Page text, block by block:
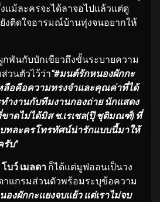
แม้ละครจะได้ลาจอไปแล้วแต่ดู
งติดใจอารมณ์บ้านทุ่งจนอยากให้
กพันกับบักเขียวถึงขั้นระบายความ
วนตัวไว้ว่า“#มนต์รักหนองผักกะ
หลือคือความทรงจำและคุณค่าที่ได้
ำงานกับทีมงานกองถ่าย นักแสดง
าดไม่ได้มิส ช.เรเชล(ปุ๊ ชุติมณฑ์) ที่
ทละครโทรทัศน์น่ารักแบบนี้มาให้
รับ”
โบว์ เมลดา ก็ได้แต่มูฟออนเป็นวง
แกรมส่วนตัวพร้อมระบุข้อความ
งผักกะเเยงจบเเย้ว แต่เราไม่จบ